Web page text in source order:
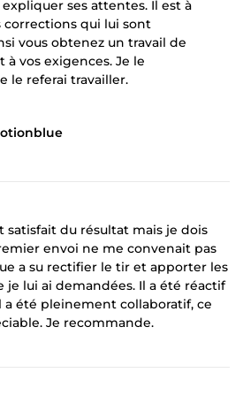
ses attentes. Il est à
corrections qui lui sont
vous obtenez un travail de
vos exigences. Je le
le referai travailler.
satisfait du résultat mais je dois
envoi ne me convenait pas
a su rectifier le tir et apporter les
je lui ai demandées. Il a été réactif
a été pleinement collaboratif, ce
Je recommande.